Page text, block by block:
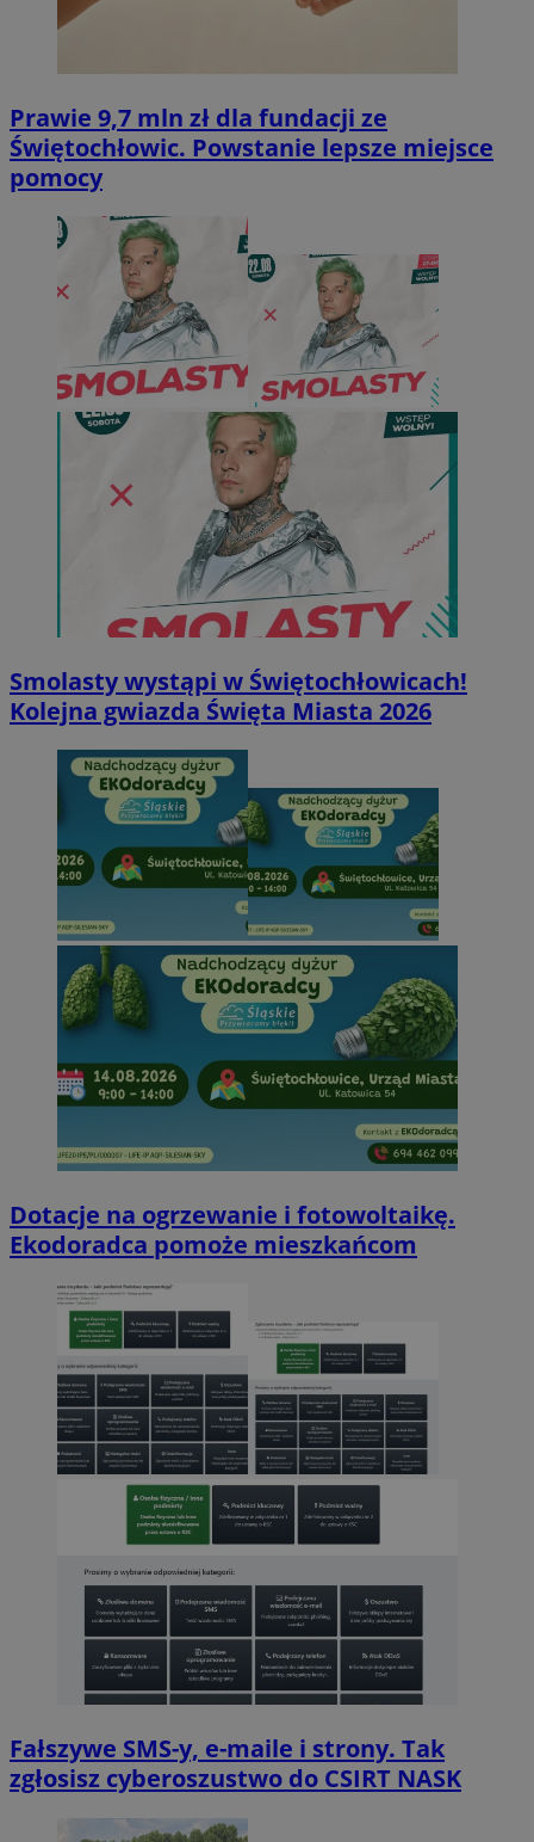
Prawie 9,7 mln zł dla fundacji ze
Świętochłowic. Powstanie lepsze miejsce
pomocy
Smolasty wystąpi w Świętochłowicach!
Kolejna gwiazda Święta Miasta 2026
Dotacje na ogrzewanie i fotowoltaikę.
Ekodoradca pomoże mieszkańcom
Fałszywe SMS-y, e-maile i strony. Tak
zgłosisz cyberoszustwo do CSIRT NASK